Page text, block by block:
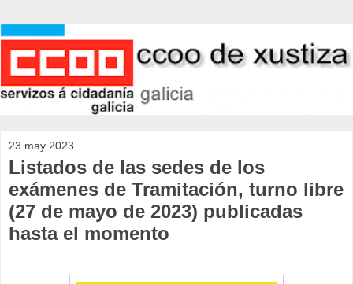
23 may 2023
Listados de las sedes de los
exámenes de Tramitación, turno libre
(27 de mayo de 2023) publicadas
hasta el momento